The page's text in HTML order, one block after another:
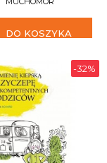
DO KOSZYKA
-32%